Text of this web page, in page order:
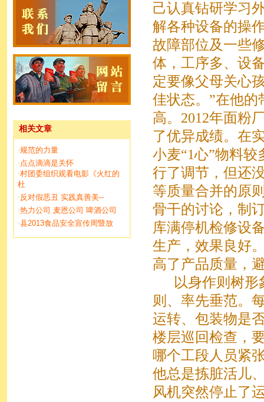
相关文章
·规范的力量
·点点滴滴是关怀
·村团委组织观看电影《火红的
杜
·反对假恶丑 实践真善美--
·热力公司 麦恩公司 啤酒公司
·县2013食品安全宣传周暨放
己认真钻研学习
解各种设备的操
故障部位及一些
体，工序多、设
定要像父母关心
佳状态。”在他
高。2012年面粉
了优异成绩。在
小麦“1心”物料
行了调节，但还
等质量合并的原
骨干的讨论，制
库满停机检修设
生产，效果良好
高了产品质量，
以身作则树形
则、率先垂范。
运转、包装物是
楼层巡回检查，
哪个工段人员紧
他总是拣脏活儿
风机突然停止了